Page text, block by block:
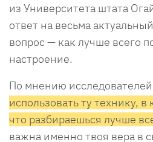
из Университета штата
ответ на весьма
вопрос — как лучше всего
настроение.
По мнению
использовать ту технику,
что разбираешься лучше
важна именно твоя вера в